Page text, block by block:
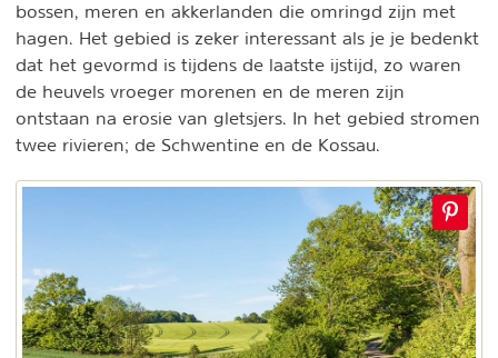
bossen, meren en akkerlanden die omringd zijn met
hagen. Het gebied is zeker interessant als je je bedenkt
dat het gevormd is tijdens de laatste ijstijd, zo waren
de heuvels vroeger morenen en de meren zijn
ontstaan na erosie van gletsjers. In het gebied stromen
twee rivieren; de Schwentine en de Kossau.